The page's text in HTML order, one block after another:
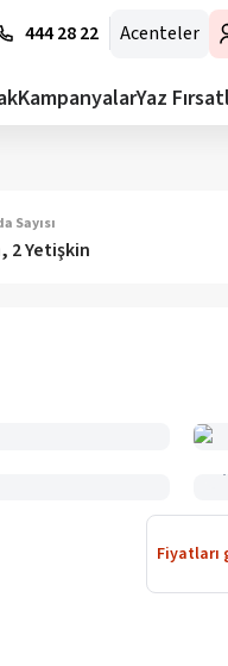
444 28 22 Acenteler
KampanyalarYaz
Sayısı
2 Yetişkin
Fiyatları